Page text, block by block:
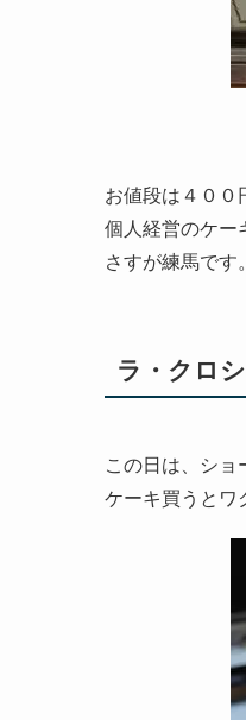
お値段は４００
個人経営のケー
さすが練馬です。
ラ・クロ
この日は、ショ
ケーキ買うとワ